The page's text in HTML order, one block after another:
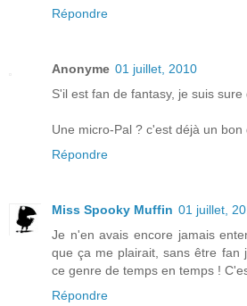
Répondre
Anonyme 01 juillet, 2010
S'il est fan de fantasy, je suis sure
Une micro-Pal ? c'est déjà un bon
Répondre
Miss Spooky Muffin 01 juillet,
Je n'en avais encore jamais
que ça me plairait, sans être fan
ce genre de temps en temps !
Répondre